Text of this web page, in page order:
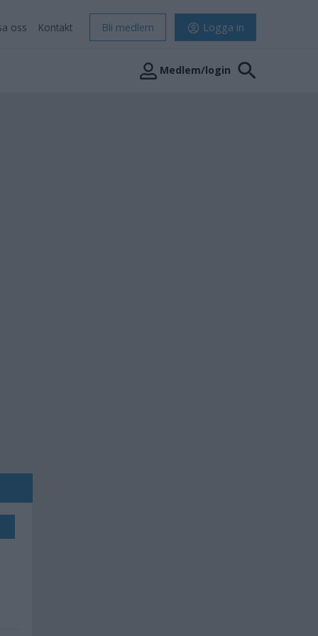
oss Kontakt Bli medlem Logga in
Medlem/login